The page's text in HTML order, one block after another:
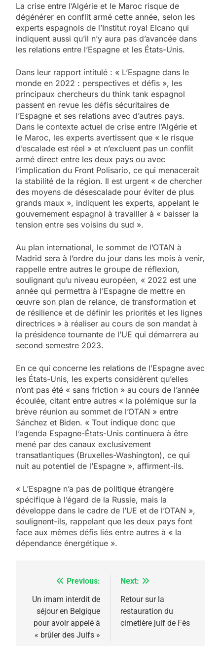
La crise entre l’Algérie et le Maroc risque de
dégénérer en conflit armé cette année, selon les
experts espagnols de l’Institut royal Elcano qui
indiquent aussi qu’il n’y aura pas d’avancée dans
les relations entre l’Espagne et les États-Unis.
Dans leur rapport intitulé : « L’Espagne dans le
monde en 2022 : perspectives et défis », les
principaux chercheurs du think tank espagnol
passent en revue les défis sécuritaires de
l’Espagne et ses relations avec d’autres pays.
Dans le contexte actuel de crise entre l’Algérie et
le Maroc, les experts avertissent que « le risque
d’escalade est réel » et n’excluent pas un conflit
armé direct entre les deux pays ou avec
l’implication du Front Polisario, ce qui menacerait
la stabilité de la région. Il est urgent « de chercher
des moyens de désescalade pour éviter de plus
grands maux », indiquent les experts, appelant le
gouvernement espagnol à travailler à « baisser la
tension entre ses voisins du sud ».
Au plan international, le sommet de l’OTAN à
Madrid sera à l’ordre du jour dans les mois à venir,
rappelle entre autres le groupe de réflexion,
soulignant qu’u niveau européen, « 2022 est une
année qui permettra à l’Espagne de mettre en
œuvre son plan de relance, de transformation et
de résilience et de définir les priorités et les lignes
directrices » à réaliser au cours de son mandat à
la présidence tournante de l’UE qui démarrera au
second semestre 2023.
En ce qui concerne les relations de l’Espagne avec
les États-Unis, les experts considèrent qu’elles
n’ont pas été « sans friction » au cours de l’année
écoulée, citant entre autres « la polémique sur la
brève réunion au sommet de l’OTAN » entre
Sánchez et Biden. « Tout indique donc que
l’agenda Espagne-États-Unis continuera à être
mené par des canaux exclusivement
transatlantiques (Bruxelles-Washington), ce qui
nuit au potentiel de l’Espagne », affirment-ils.
« L’Espagne n’a pas de politique étrangère
spécifique à l’égard de la Russie, mais la
développe dans le cadre de l’UE et de l’OTAN »,
soulignent-ils, rappelant que les deux pays font
face aux mêmes défis liés entre autres à « la
dépendance énergétique ».
Navigation
de
l’article
Previous:
Un imam interdit de
séjour en Belgique
pour avoir appelé à
« brûler des Juifs »
Next:
Retour sur la
restauration du
cimetière juif de Fès
5
2025, l’année la plus
meurtrière selon le
rapport d’ADL contre
FRANCE ISRAÉL
FIÈRE, DIGNE ET RÉSILIENTE :
POURQUOI JE REVENDIQUE
MA JUDAÏTE par Thérèse
Zrihen-Dvir
ISRAÉL JUDAISME